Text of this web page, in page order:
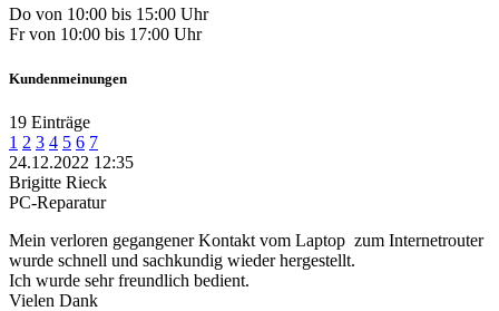
Do von 10:00 bis 15:00 Uhr
Fr von 10:00 bis 17:00 Uhr
Kundenmeinungen
19 Einträge
1 2 3 4 5 6 7
24.12.2022 12:35
Brigitte Rieck
PC-Reparatur
Mein verloren gegangener Kontakt vom Laptop zum Internetrouter
wurde schnell und sachkundig wieder hergestellt.
Ich wurde sehr freundlich bedient.
Vielen Dank